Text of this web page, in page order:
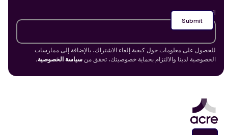
Email
*
للحصول على معلومات حول كيفية إلغاء الاشتراك، بالإضافة إلى ممارسات
الخصوصية لدينا والالتزام بحماية خصوصيتك، تحقق من سياسة الخصوصية.
Email address